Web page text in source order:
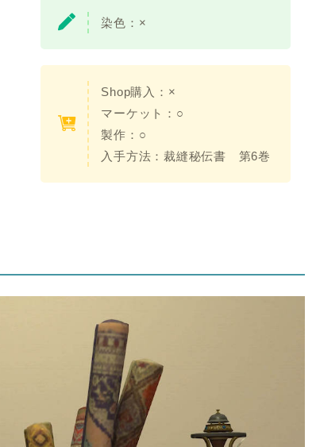
染色： ×
Shop購入：×
マーケット：○
製作：○
入手方法：裁縫秘伝書 第6巻